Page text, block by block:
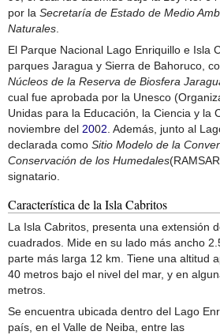
por la Secretaría de Estado de Medio
Naturales.
El Parque Nacional Lago Enriquillo e Isla
parques Jaragua y Sierra de Bahoruco,
Núcleos de la Reserva de Biosfera
cual fue aprobada por la Unesco
Unidas para la Educación, la Ciencia y la
noviembre del 2002. Además, junto al
declarada como Sitio Modelo de la
Conservación de los Humedales
signatario.
Característica de la Isla Cabritos
La Isla Cabritos, presenta una extensión
cuadrados. Mide en su lado más ancho
parte más larga 12 km. Tiene una altitud
40 metros bajo el nivel del mar, y en
metros.
Se encuentra ubicada dentro del Lago
país, en el Valle de Neiba, entre las